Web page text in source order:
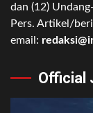
dan (12)
Pers. Artikel/
email:
Official